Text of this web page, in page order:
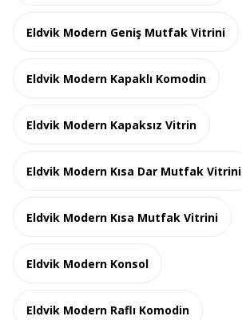
Eldvik Modern Geniş Mutfak Vitrini
Eldvik Modern Kapaklı Komodin
Eldvik Modern Kapaksız Vitrin
Eldvik Modern Kısa Dar Mutfak Vitrini
Eldvik Modern Kısa Mutfak Vitrini
Eldvik Modern Konsol
Eldvik Modern Raflı Komodin